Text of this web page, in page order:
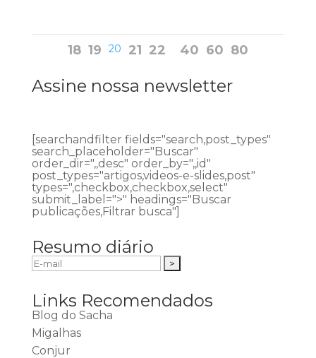
18 19 20 21 22 40 60 80
Assine nossa newsletter
[searchandfilter fields="search,post_types"
search_placeholder="Buscar"
order_dir=",,desc" order_by=",,id"
post_types="artigos,videos-e-slides,post"
types=",checkbox,checkbox,select"
submit_label=">" headings="Buscar
publicações,Filtrar busca"]
Resumo diário
Links Recomendados
Blog do Sacha
Migalhas
Conjur